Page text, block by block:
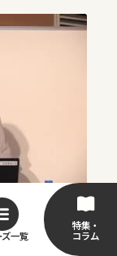
ズ一覧
特集・
コラム
に、経済発
ういうこと